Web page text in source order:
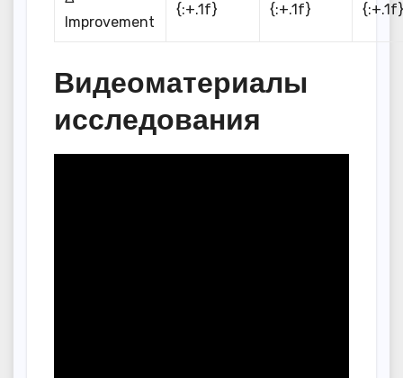
Improvement
{:+.1f} {:+.1f}
Видеоматериалы
исследования